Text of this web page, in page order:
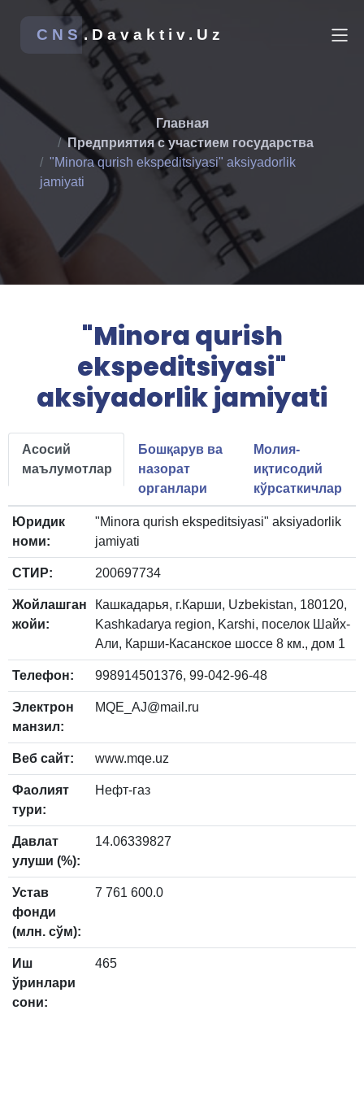
CNS.Davaktiv.Uz
Главная
Предприятия с участием государства
"Minora qurish ekspeditsiyasi" aksiyadorlik
jamiyati
"Minora qurish
ekspeditsiyasi"
aksiyadorlik jamiyati
Асосий
маълумотлар
Бошқарув ва
назорат
органлари
Молия-
иқтисодий
кўрсаткичлар
Юридик
номи:
"Minora qurish ekspeditsiyasi" aksiyadorlik
jamiyati
СТИР: 200697734
Жойлашган
жойи:
Кашкадарья, г.Карши, Uzbekistan, 180120,
Kashkadarya region, Karshi, поселок Шайх-
Али, Карши-Касанское шоссе 8 км., дом 1
Телефон: 998914501376, 99-042-96-48
Электрон
манзил:
MQE_AJ@mail.ru
Веб сайт: www.mqe.uz
Фаолият
тури:
Нефт-газ
Давлат
улуши (%):
14.06339827
Устав
фонди
(млн. сўм):
7 761 600.0
Иш
ўринлари
сони:
465